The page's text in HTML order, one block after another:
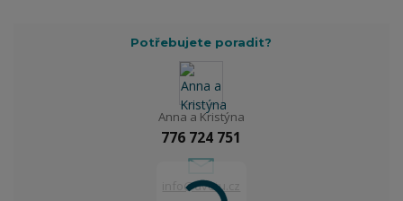
Potřebujete poradit?
Anna a Kristýna
776 724 751
info@dvetu.cz